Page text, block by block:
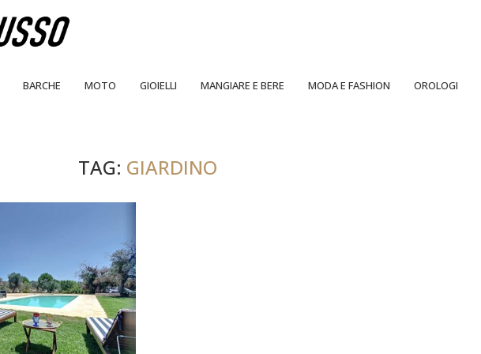
BARCHE MOTO GIOIELLI MANGIARE E BERE MODA E FASHION OROLOGI
TAG: GIARDINO